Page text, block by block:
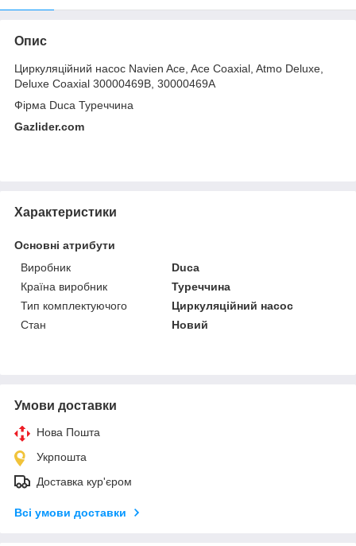
Опис
Циркуляційний насос Navien Ace, Ace Coaxial, Atmo Deluxe,
Deluxe Coaxial 30000469B, 30000469A
Фірма Duca Туреччина
Gazlider.com
Характеристики
Основні атрибути
Виробник
Duca
Країна виробник
Туреччина
Тип комплектуючого
Циркуляційний насос
Стан
Новий
Умови доставки
Нова Пошта
Укрпошта
Доставка кур'єром
Всі умови доставки